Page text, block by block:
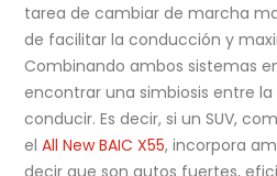
tarea de cambiar de marcha
de facilitar la conducción y
Combinando ambos sistemas
encontrar una simbiosis entre
conducir. Es decir, si un SUV,
elAll New BAIC X55, incorpora
decir que son autos fuertes,